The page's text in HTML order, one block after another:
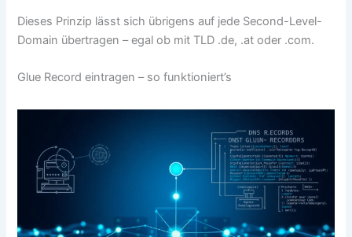
Dieses Prinzip lässt sich übrigens auf jede Second-Level-
Domain übertragen – egal ob mit TLD .de, .at oder .com.
Glue Record eintragen – so funktioniert’s